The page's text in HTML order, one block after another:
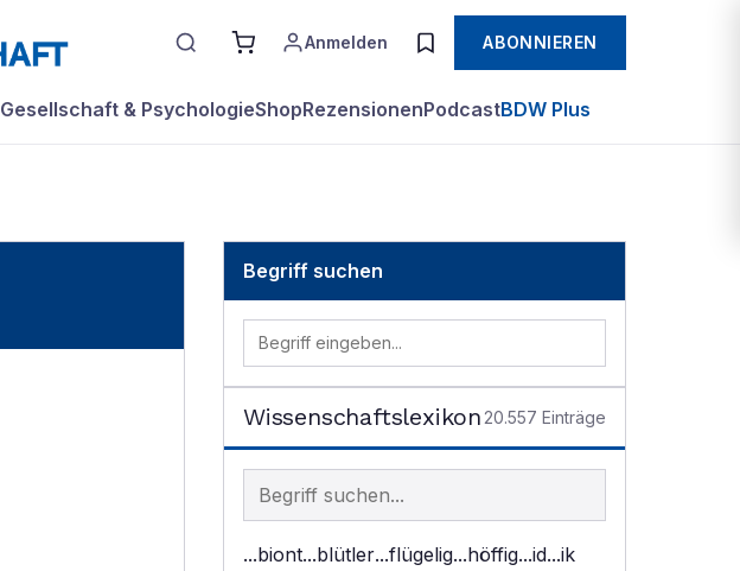
Anmelden ABONNIEREN
Gesellschaft & PsychologieShopRezensionenPodcastBDW Plus
Begriff suchen
Wissenschaftslexikon 20.557 Einträge
Begriff im Lexikon suchen
...biont...blütler...flügelig...höffig...id...ik